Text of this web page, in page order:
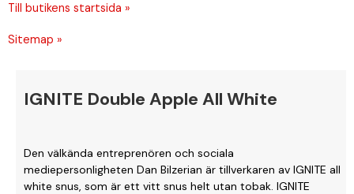
Till butikens startsida »
Sitemap »
IGNITE Double Apple All White
Den välkända entreprenören och sociala
mediepersonligheten Dan Bilzerian är tillverkaren av IGNITE all
white snus, som är ett vitt snus helt utan tobak. IGNITE